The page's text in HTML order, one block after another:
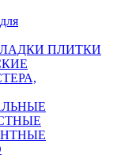
ПЛИТКИ